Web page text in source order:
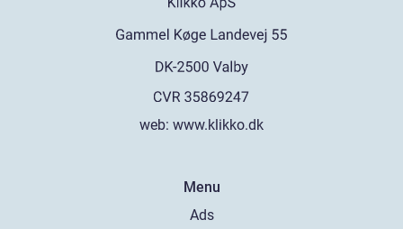
web: www.klikko.dk
Menu
Ads